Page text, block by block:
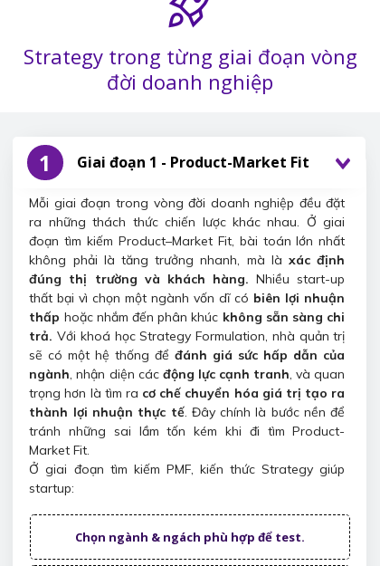
Strategy trong từng giai đoạn vòng
đời doanh nghiệp
Mỗi giai đoạn trong vòng đời doanh nghiệp đều đặt
ra những thách thức chiến lược khác nhau. Ở giai
đoạn tìm kiếm Product–Market Fit, bài toán lớn nhất
không phải là tăng trưởng nhanh, mà là xác định
đúng thị trường và khách hàng. Nhiều start-up
thất bại vì chọn một ngành vốn dĩ có biên lợi nhuận
thấp hoặc nhắm đến phân khúc không sẵn sàng chi
trả. Với khoá học Strategy Formulation, nhà quản trị
sẽ có một hệ thống đểđánh giá sức hấp dẫn của
ngành, nhận diện các động lực cạnh tranh, và quan
trọng hơn là tìm ra cơ chế chuyển hóa giá trị tạo ra
thành lợi nhuận thực tế. Đây chính là bước nền để
tránh những sai lầm tốn kém khi đi tìm Product-
Market Fit.
Ở giai đoạn tìm kiếm PMF, kiến thức Strategy giúp
startup:
Chọn ngành & ngách phù hợp để test.
Giai đoạn 1 - Product-Market Fit
1